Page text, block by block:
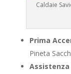
Caldaie
Prima
Pineta
Assistenza